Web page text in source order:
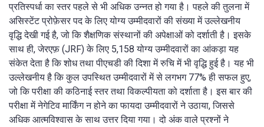
प्रतिस्पर्धा का स्तर पहले से भी अधिक उन्नत हो गया है। पहले की तुलना में
असिस्टेंट प्रोफ़ेसर पद के लिए योग्य उम्मीदवारों की संख्या में उल्लेखनीय
वृद्धि देखी गई है, जो कि शैक्षणिक संस्थानों की अपेक्षाओं को दर्शाती है। इसके
साथ ही, जेरएफ़ (JRF) के लिए 5,158 योग्य उम्मीदवारों का आंकड़ा यह
संकेत देता है कि शोध तथा पीएचडी की दिशा में रुचि में भी वृद्धि हुई है। यह भी
उल्लेखनीय है कि कुल उपस्थित उम्मीदवारों में से लगभग 77% ही सफल हुए,
जो कि परीक्षा की कठिनाई स्तर तथा विकल्पीयता को दर्शाता है। इस बार की
परीक्षा में नेगेटिव मार्किंग न होने का फायदा उम्मीदवारों ने उठाया, जिससे
अधिक आत्मविश्वास के साथ उत्तर दिया गया। दो अंक वाले प्रश्नों ने